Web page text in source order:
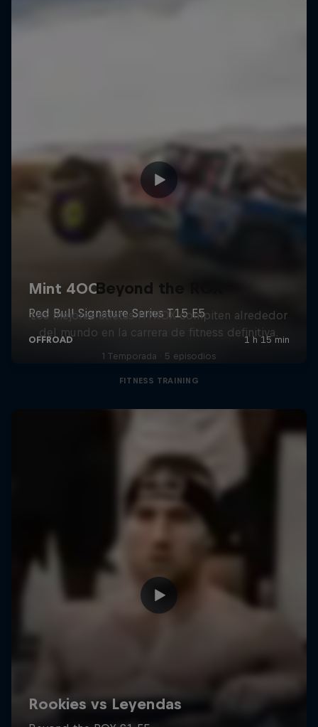
Beyond the ROX
Los mejores atletas HYROX compiten alrededor
del mundo en la carrera de fitness definitiva.
1 Temporada · 5 episodios
FITNESS TRAINING